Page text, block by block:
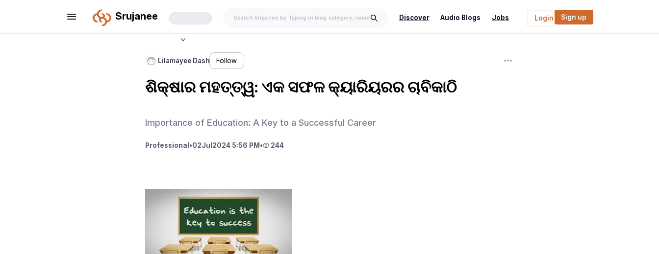
Srujanee Discover Audio Blogs Jobs Login Sign up
Lilamayee Dash Follow
ଶିକ୍ଷାର ମହତ୍ତ୍ୱ: ଏକ ସଫଳ କ୍ୟାରିୟରର ଚାବିକାଠି
Importance of Education: A Key to a Successful Career
Professional •02Jul 2024 5:56 PM • 244